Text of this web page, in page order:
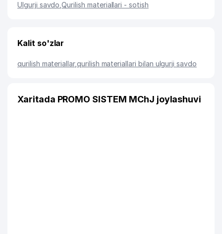
Ulgurji savdo ,Qurilish materiallari - sotish
Kalit so'zlar
qurilish materiallar,qurilish materiallari bilan ulgurji savdo
Xaritada PROMO SISTEM MChJ joylashuvi